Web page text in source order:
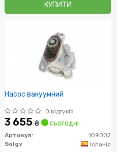
КУПИТИ
Насос вакуумний
0 відгуків
3 655 ₴ сьогодні
Артикул:
109002
Solgy
Іспанія